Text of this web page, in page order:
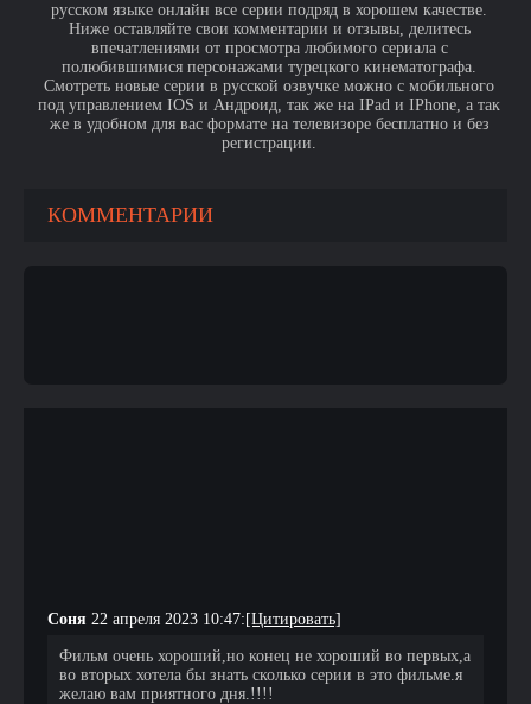
русском языке онлайн все серии подряд в хорошем качестве.
Ниже оставляйте свои комментарии и отзывы, делитесь
впечатлениями от просмотра любимого сериала с
полюбившимися персонажами турецкого кинематографа.
Смотреть новые серии в русской озвучке можно с мобильного
под управлением IOS и Андроид, так же на IPad и IPhone, а так
же в удобном для вас формате на телевизоре бесплатно и без
регистрации.
КОММЕНТАРИИ
Соня 22 апреля 2023 10:47: [Цитировать]
Фильм очень хороший,но конец не хороший во первых,а
во вторых хотела бы знать сколько серии в это фильме.я
желаю вам приятного дня.!!!!